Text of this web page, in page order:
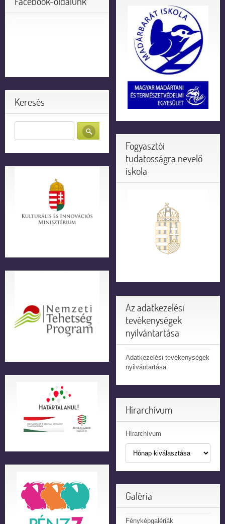
Keresés
Fogyasztói
tudatosságra nevelő
iskola
Az adatkezelési
tevékenységek
nyilvántartása
Adatkezelési tevékenységek
nyilvántartása
Hírarchívum
Hírarchívum
Galéria
Fényképgalériák